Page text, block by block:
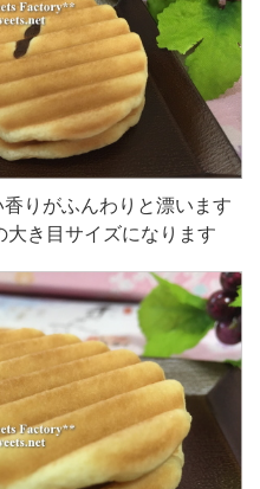
りがふんわりと漂います
き目サイズになります